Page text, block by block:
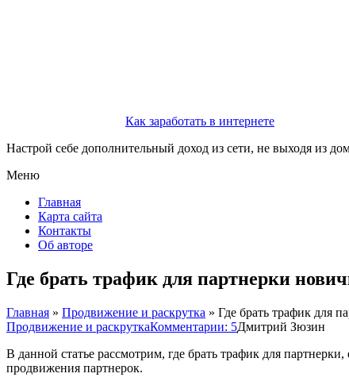
Как заработать в интернете
Настрой себе дополнительный доход из сети, не выходя из
Меню
Главная
Карта сайта
Контакты
Об авторе
Где брать трафик для партнерки
Главная » Продвижение и раскрутка » Где брать трафик для
Продвижение и раскруткаКомментарии: 5Дмитрий Зюзин
В данной статье рассмотрим, где брать трафик для
продвижения партнерок.